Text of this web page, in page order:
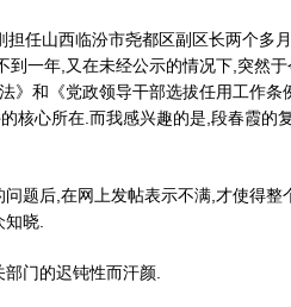
任山西临汾市尧都区副区长两个多
一年,又在未经公示的情况下,突然
》和《党政领导干部选拔任用工作条
核心所在.而我感兴趣的是,段春霞的
题后,在网上发帖表示不满,才使得整
晓.
门的迟钝性而汗颜.